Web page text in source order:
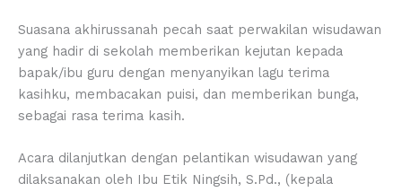
Suasana akhirussanah pecah saat perwakilan wisudawan
yang hadir di sekolah memberikan kejutan kepada
bapak/ibu guru dengan menyanyikan lagu terima
kasihku, membacakan puisi, dan memberikan bunga,
sebagai rasa terima kasih.
Acara dilanjutkan dengan pelantikan wisudawan yang
dilaksanakan oleh Ibu Etik Ningsih, S.Pd., (kepala